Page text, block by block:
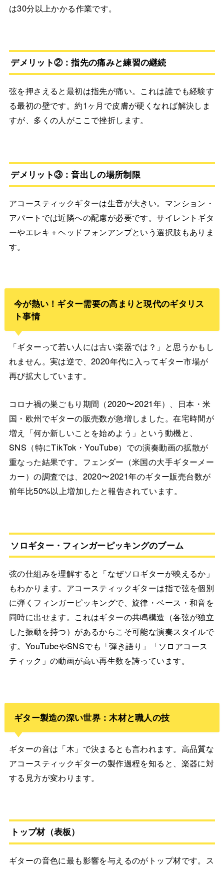
は30分以上かかる作業です。
デメリット②：指先の痛みと練習の継続
弦を押さえると最初は指先が痛い。これは誰でも経験す
る最初の壁です。約1ヶ月で皮膚が硬くなれば解決しま
すが、多くの人がここで挫折します。
デメリット③：音出しの場所制限
アコースティックギターは生音が大きい。マンション・
アパートでは近隣への配慮が必要です。サイレントギタ
ーやエレキ＋ヘッドフォンアンプという選択肢もありま
す。
今が熱い！ギター需要の高まりと現代のギタリス
ト事情
「ギターって若い人には古い楽器では？」と思うかもし
れません。実は逆で、2020年代に入ってギター市場が
再び拡大しています。
コロナ禍の巣ごもり期間（2020〜2021年）、日本・米
国・欧州でギターの販売数が急増しました。在宅時間が
増え「何か新しいことを始めよう」という動機と、
SNS（特にTikTok・YouTube）での演奏動画の拡散が
重なった結果です。フェンダー（米国の大手ギターメー
カー）の調査では、2020〜2021年のギター販売台数が
前年比50%以上増加したと報告されています。
ソロギター・フィンガーピッキングのブーム
弦の仕組みを理解すると「なぜソロギターが映えるか」
もわかります。アコースティックギターは指で弦を個別
に弾くフィンガーピッキングで、旋律・ベース・和音を
同時に出せます。これはギターの共鳴構造（各弦が独立
した振動を持つ）があるからこそ可能な演奏スタイルで
す。YouTubeやSNSでも「弾き語り」「ソロアコース
ティック」の動画が高い再生数を誇っています。
ギター製造の深い世界：木材と職人の技
ギターの音は「木」で決まるとも言われます。高品質な
アコースティックギターの製作過程を知ると、楽器に対
する見方が変わります。
トップ材（表板）
ギターの音色に最も影響を与えるのがトップ材です。ス